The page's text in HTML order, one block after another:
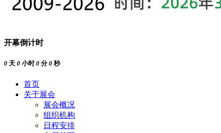
开幕倒计时
0 天 0 小时 0 分 0 秒
首页
关于展会
展会概况
组织机构
日程安排